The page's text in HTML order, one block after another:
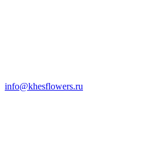
info@khesflowers.ru